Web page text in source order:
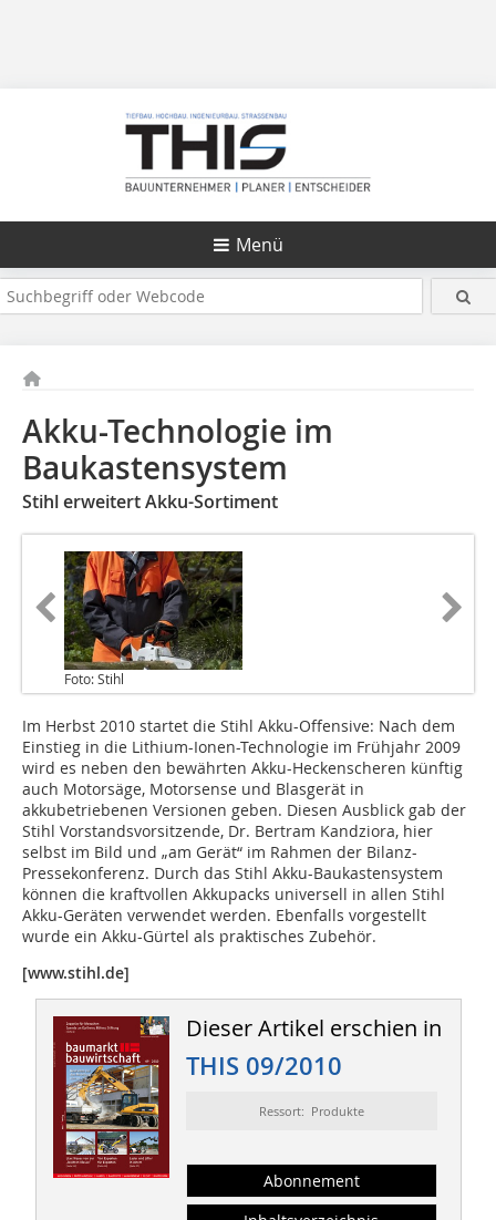
Menü
Akku-Technologie im
Baukastensystem
Stihl erweitert Akku-Sortiment
Foto: Stihl
Im Herbst 2010 startet die Stihl Akku-Offensive: Nach dem
Einstieg in die Lithium-Ionen-Technologie im Frühjahr 2009
wird es neben den bewährten Akku-Heckenscheren künftig
auch Motorsäge, Motorsense und Blasgerät in
akkubetriebenen Versionen geben. Diesen Ausblick gab der
Stihl Vorstandsvorsitzende, Dr. Bertram Kandziora, hier
selbst im Bild und „am Gerät“ im Rahmen der Bilanz-
Pressekonferenz. Durch das Stihl Akku-Baukastensystem
können die kraftvollen Akkupacks universell in allen Stihl
Akku-Geräten verwendet werden. Ebenfalls vorgestellt
wurde ein Akku-Gürtel als praktisches Zubehör.
[www.stihl.de]
Dieser Artikel erschien in
THIS 09/2010
Ressort: Produkte
Abonnement